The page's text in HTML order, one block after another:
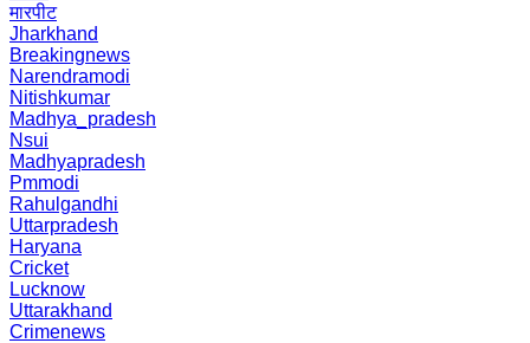
मारपीट
Jharkhand
Breakingnews
Narendramodi
Nitishkumar
Madhya_pradesh
Nsui
Madhyapradesh
Pmmodi
Rahulgandhi
Uttarpradesh
Haryana
Cricket
Lucknow
Uttarakhand
Crimenews